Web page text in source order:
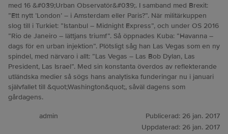
med 16 &#039;Urban Observatör&#039;. I samband med Brexit:
”Ett nytt ’London’ – i Amsterdam eller Paris?”. När militärkuppen
slog till i Turkiet: ”Istanbul – Midnight Express”, och under OS 2016
”Rio de Janeiro – lättjans triumf”. Så öppnades Kuba: ”Havanna –
dags för en urban injektion”. Plötsligt såg han Las Vegas som en ny
spindel, med närvaro i allt: ”Las Vegas – Las Bob Dylan, Las
President, Las Israel”. Med sin konstanta överdos av reflekterande
utländska medier så sögs hans analytiska funderingar nu i januari
självfallet till &quot;Washington&quot;, såväl dagens som
gårdagens.
admin Publicerad: 26 jan. 2017
Uppdaterad: 26 jan. 2017